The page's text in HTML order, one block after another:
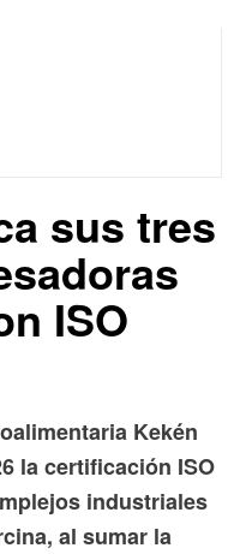
sus tres
ISO
Kekén
la certificación ISO
industriales
al sumar la